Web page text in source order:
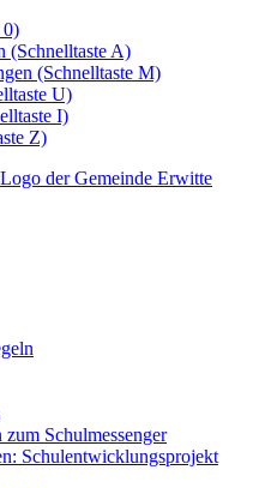
0)
(Schnelltaste A)
(Schnelltaste M)
U)
I)
Z)
Schulmessenger
Schulentwicklungsprojekt